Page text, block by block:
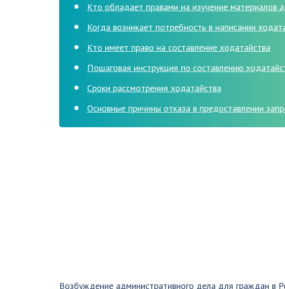
Кто обладает правами на изучение материалов
Когда возникает потребность в написании
Кто имеет право на составление ходатайства
Пошаговая инструкция по составлению
Сроки рассмотрения ходатайства
Основные причины отказа в предоставлении
Возбуждение административного дела для граждан в